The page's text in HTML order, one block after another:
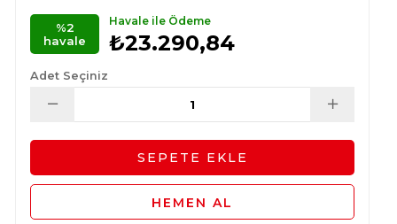
Havale ile Ödeme
₺23.290,84
%2
havale
Adet Seçiniz